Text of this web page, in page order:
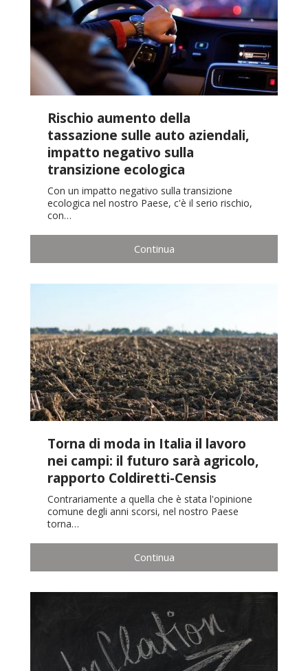
Rischio aumento della
tassazione sulle auto aziendali,
impatto negativo sulla
transizione ecologica
Con un impatto negativo sulla transizione
ecologica nel nostro Paese, c'è il serio rischio,
con…
Continua
Torna di moda in Italia il lavoro
nei campi: il futuro sarà agricolo,
rapporto Coldiretti-Censis
Contrariamente a quella che è stata l'opinione
comune degli anni scorsi, nel nostro Paese
torna…
Continua